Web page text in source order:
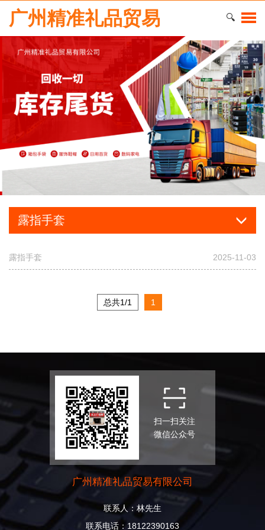
🔍
广州精准礼品贸易
露指手套
露指手套 2025-11-03
总共1/1 1
扫一扫关注
微信公众号
广州精准礼品贸易有限公司
联系人：林先生
联系电话：18122390163